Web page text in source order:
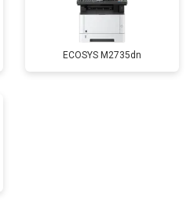
ECOSYS M2735dn